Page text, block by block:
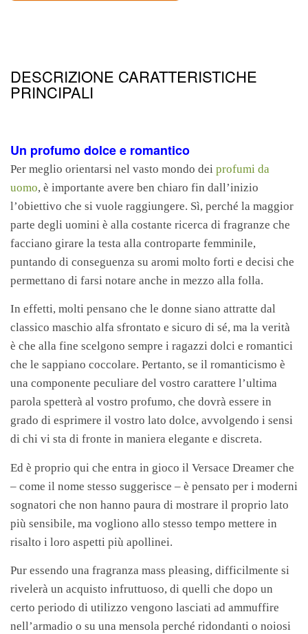
DESCRIZIONE CARATTERISTICHE
PRINCIPALI
Un profumo dolce e romantico
Per meglio orientarsi nel vasto mondo dei profumi da
uomo, è importante avere ben chiaro fin dall’inizio
l’obiettivo che si vuole raggiungere. Sì, perché la maggior
parte degli uomini è alla costante ricerca di fragranze che
facciano girare la testa alla controparte femminile,
puntando di conseguenza su aromi molto forti e decisi che
permettano di farsi notare anche in mezzo alla folla.
In effetti, molti pensano che le donne siano attratte dal
classico maschio alfa sfrontato e sicuro di sé, ma la verità
è che alla fine scelgono sempre i ragazzi dolci e romantici
che le sappiano coccolare. Pertanto, se il romanticismo è
una componente peculiare del vostro carattere l’ultima
parola spetterà al vostro profumo, che dovrà essere in
grado di esprimere il vostro lato dolce, avvolgendo i sensi
di chi vi sta di fronte in maniera elegante e discreta.
Ed è proprio qui che entra in gioco il Versace Dreamer che
– come il nome stesso suggerisce – è pensato per i moderni
sognatori che non hanno paura di mostrare il proprio lato
più sensibile, ma vogliono allo stesso tempo mettere in
risalto i loro aspetti più apollinei.
Pur essendo una fragranza mass pleasing, difficilmente si
rivelerà un acquisto infruttuoso, di quelli che dopo un
certo periodo di utilizzo vengono lasciati ad ammuffire
nell’armadio o su una mensola perché ridondanti o noiosi